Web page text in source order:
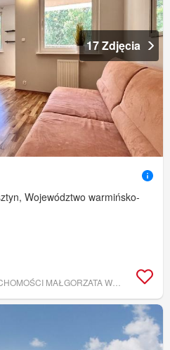
17 Zdjęcia
Województwo warmińsko-